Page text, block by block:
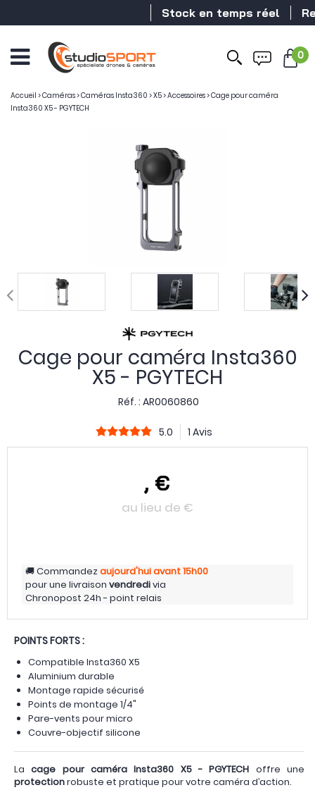
Stock en temps réel
menu
0
Accueil >Caméras>Caméras Insta360 >X5>Accessoires>Cage pour caméra
Insta360 X5 - PGYTECH
Cage pour caméra Insta360
X5 - PGYTECH
Réf. : AR0060860
5.0 1 Avis
, €
au lieu de €
Commandezaujourd'huiavant 15h00
pour une livraison vendredivia
Chronopost 24h - point relais
POINTS FORTS :
Compatible Insta360 X5
Aluminium durable
Montage rapide sécurisé
Points de montage 1/4"
Pare-vents pour micro
Couvre-objectif silicone
Lacage pour caméra Insta360 X5 - PGYTECH offre une
protectionrobuste et pratique pour votre caméra d’action.